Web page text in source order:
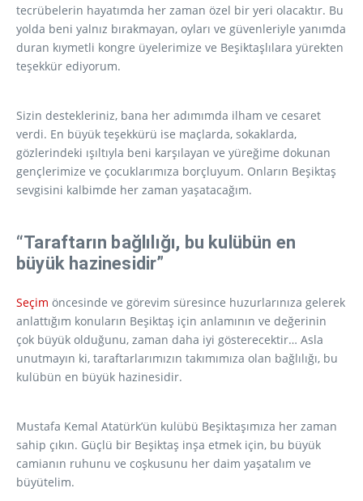
tecrübelerin hayatımda her zaman özel bir yeri olacaktır. Bu
yolda beni yalnız bırakmayan, oyları ve güvenleriyle yanımda
duran kıymetli kongre üyelerimize ve Beşiktaşlılara yürekten
teşekkür ediyorum.
Sizin destekleriniz, bana her adımımda ilham ve cesaret
verdi. En büyük teşekkürü ise maçlarda, sokaklarda,
gözlerindeki ışıltıyla beni karşılayan ve yüreğime dokunan
gençlerimize ve çocuklarımıza borçluyum. Onların Beşiktaş
sevgisini kalbimde her zaman yaşatacağım.
“Taraftarın bağlılığı, bu kulübün en
büyük hazinesidir”
Seçim öncesinde ve görevim süresince huzurlarınıza gelerek
anlattığım konuların Beşiktaş için anlamının ve değerinin
çok büyük olduğunu, zaman daha iyi gösterecektir… Asla
unutmayın ki, taraftarlarımızın takımımıza olan bağlılığı, bu
kulübün en büyük hazinesidir.
Mustafa Kemal Atatürk’ün kulübü Beşiktaşımıza her zaman
sahip çıkın. Güçlü bir Beşiktaş inşa etmek için, bu büyük
camianın ruhunu ve coşkusunu her daim yaşatalım ve
büyütelim.